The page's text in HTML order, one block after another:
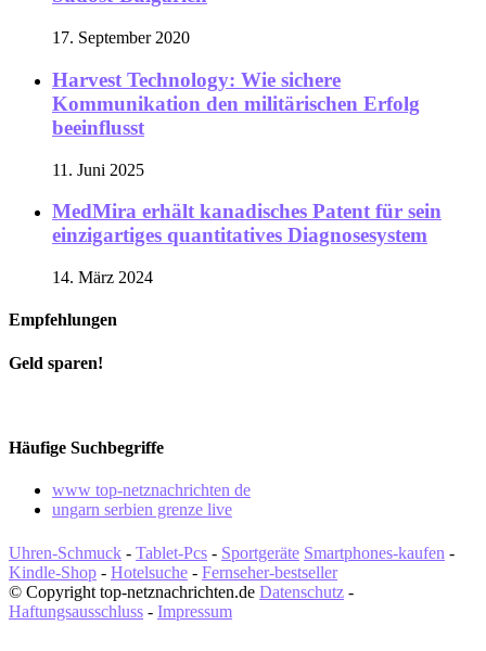
17. September 2020
Harvest Technology: Wie sichere
Kommunikation den militärischen Erfolg
beeinflusst
11. Juni 2025
MedMira erhält kanadisches Patent für sein
einzigartiges quantitatives Diagnosesystem
14. März 2024
Empfehlungen
Geld sparen!
Häufige Suchbegriffe
www top-netznachrichten de
ungarn serbien grenze live
Uhren-Schmuck - Tablet-Pcs - Sportgeräte Smartphones-kaufen -
Kindle-Shop - Hotelsuche - Fernseher-bestseller
© Copyright top-netznachrichten.de Datenschutz -
Haftungsausschluss - Impressum